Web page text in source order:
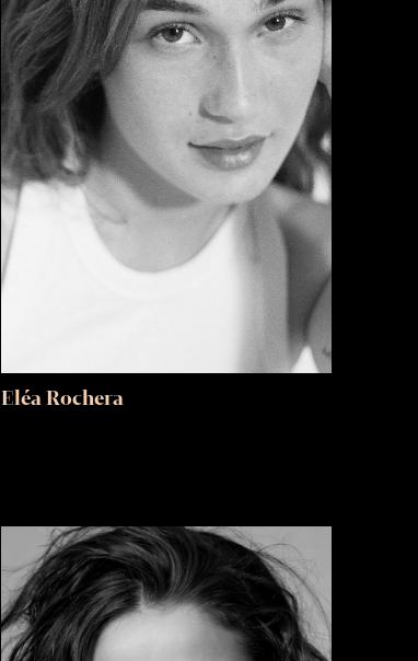
Eléa Rochera